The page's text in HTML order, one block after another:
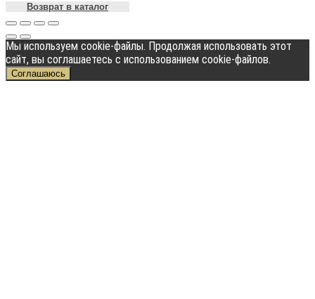
Возврат в каталог
Мы используем cookie-файлы. Продолжая использовать этот
сайт, вы соглашаетесь с использованием cookie-файлов.
Соглашаюсь